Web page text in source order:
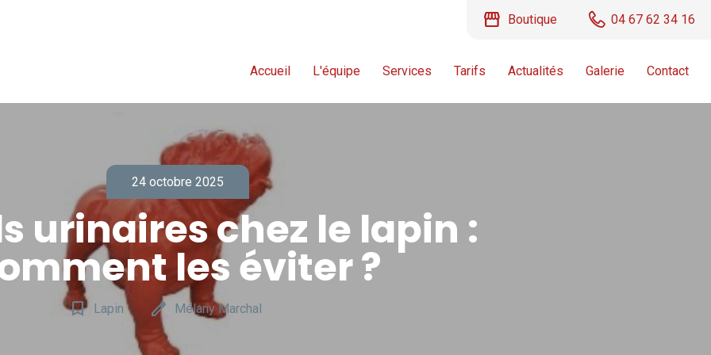
storefront Boutique 04 67 62 34 16
Accueil L'équipe Services Tarifs Actualités Galerie Contact
24 octobre 2025
urinaires chez le lapin :
les éviter ?
bookmark_border Lapin edit Mélany Marchal